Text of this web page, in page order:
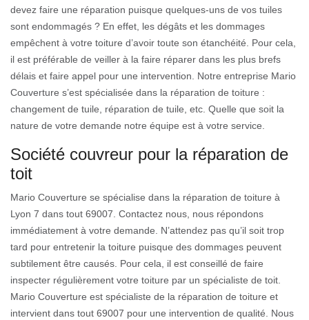
devez faire une réparation puisque quelques-uns de vos tuiles
sont endommagés ? En effet, les dégâts et les dommages
empêchent à votre toiture d’avoir toute son étanchéité. Pour cela,
il est préférable de veiller à la faire réparer dans les plus brefs
délais et faire appel pour une intervention. Notre entreprise Mario
Couverture s’est spécialisée dans la réparation de toiture :
changement de tuile, réparation de tuile, etc. Quelle que soit la
nature de votre demande notre équipe est à votre service.
Société couvreur pour la réparation de
toit
Mario Couverture se spécialise dans la réparation de toiture à
Lyon 7 dans tout 69007. Contactez nous, nous répondons
immédiatement à votre demande. N’attendez pas qu’il soit trop
tard pour entretenir la toiture puisque des dommages peuvent
subtilement être causés. Pour cela, il est conseillé de faire
inspecter régulièrement votre toiture par un spécialiste de toit.
Mario Couverture est spécialiste de la réparation de toiture et
intervient dans tout 69007 pour une intervention de qualité. Nous